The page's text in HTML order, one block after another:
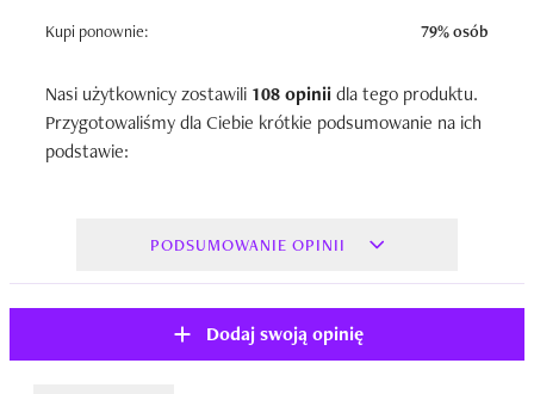
Kupi ponownie:
79% osób
Nasi użytkownicy zostawili 108 opiniidla tego produktu.
Przygotowaliśmy dla Ciebie krótkie podsumowanie na ich
podstawie:
PODSUMOWANIE OPINII
Dodaj swoją opinię